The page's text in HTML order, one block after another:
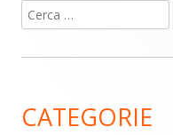
Barra
laterale
Ricerca
per:
CATEGORIE